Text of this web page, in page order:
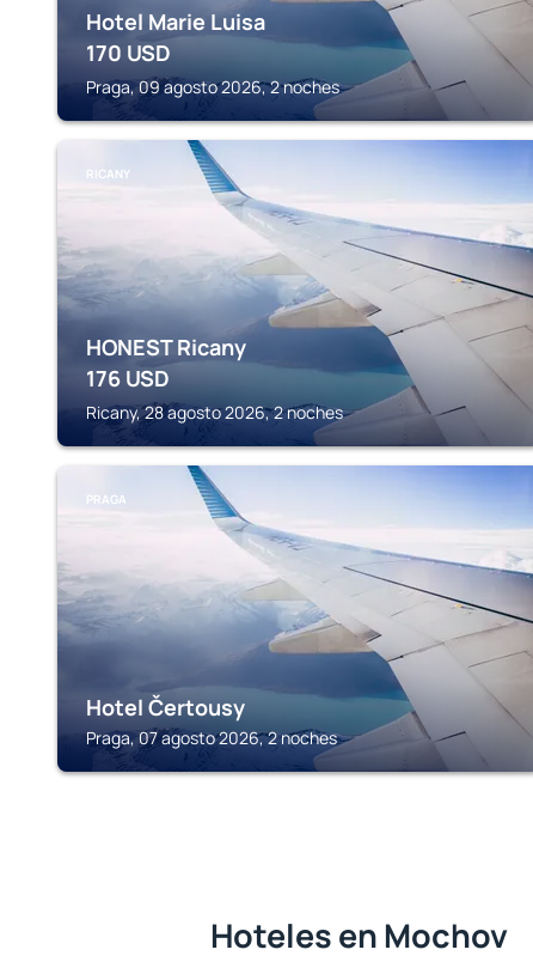
Hotel Marie Luisa
170 USD
Praga, 09 agosto 2026, 2 noches
RICANY
HONEST Ricany
176 USD
Ricany, 28 agosto 2026, 2 noches
PRAGA
Hotel Čertousy
Praga, 07 agosto 2026, 2 noches
Hoteles en Mochov